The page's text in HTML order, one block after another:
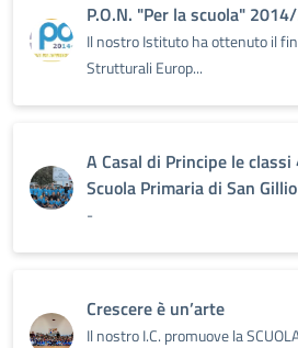
P.O.N. "Per la scuola"
Il nostro Istituto ha ottenuto il
Strutturali Europ...
A Casal di Principe le classi
Scuola Primaria di San Gillio
-
Crescere è un’arte
Il nostro I.C. promuove la